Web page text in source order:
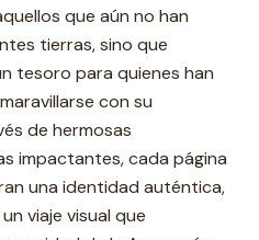
que aún no han
tierras, sino que
tesoro para quienes han
con su
de hermosas
impactantes, cada página
una identidad auténtica,
viaje visual que